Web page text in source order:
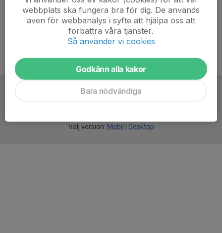
Välj version: Mobil Desktop
webbplats ska fungera bra för dig. De används
även för webbanalys i syfte att hjälpa oss att
förbättra våra tjänster.
Så använder vi cookies
Godkänn alla kakor
Bara nödvändiga